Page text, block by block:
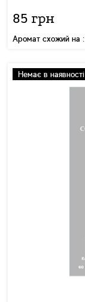
85 грн
Аромат схожий на :
Немає в наявності